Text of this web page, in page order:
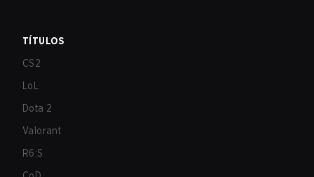
TÍTULOS
CS2
LoL
Dota 2
Valorant
R6:S